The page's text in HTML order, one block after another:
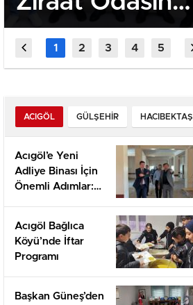
Ziyaret
ACIGÖL GÜLŞEHIR HACIBEKTAŞ
Acıgöl’e Yeni
Adliye Binası İçin
Önemli Adımlar:
Değerlendirmesi
Acıgöl Bağlıca
Köyü’nde İftar
Programı
Başkan Güneş’den